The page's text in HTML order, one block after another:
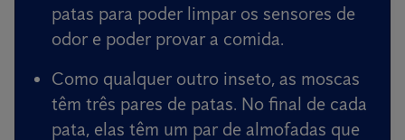
patas para poder limpar os sensores de
odor e poder provar a comida.
Como qualquer outro inseto, as moscas
têm três pares de patas. No final de cada
pata, elas têm um par de almofadas que